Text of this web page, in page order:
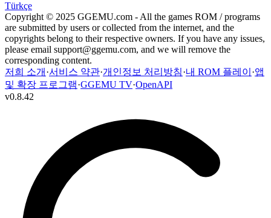
Türkçe
Copyright © 2025 GGEMU.com - All the games ROM / programs
are submitted by users or collected from the internet, and the
copyrights belong to their respective owners. If you have any issues,
please email support@ggemu.com, and we will remove the
corresponding content.
저희 소개 ·서비스 약관·개인정보 처리방침·내 ROM 플레이 ·앱
및 확장 프로그램·GGEMU TV·OpenAPI
v0.8.42